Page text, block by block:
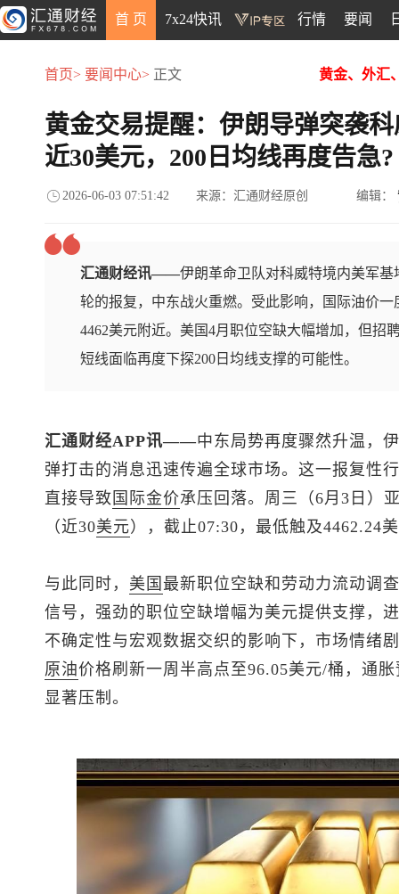
首 页 7x24快讯 行情 要闻
首页> 要闻中心> 正文 黄金、外汇
黄金交易提醒：伊朗导弹突袭
近30美元，200日均线再度告急?
2026-06-03 07:51:42 来源：汇通财经原创 编辑：
汇通财经讯——伊朗革命卫队对科威特境内美军
轮的报复，中东战火重燃。受此影响，国际油价
4462美元附近。美国4月职位空缺大幅增加，但招
短线面临再度下探200日均线支撑的可能性。
汇通财经APP讯——中东局势再度骤然升温，
弹打击的消息迅速传遍全球市场。这一报复性
直接导致 国际金价承压回落。周三（6月3日）
（近30美元），截止07:30，最低触及4462.24
与此同时， 美国 最新职位空缺和劳动力流动调
信号，强劲的职位空缺增幅为美元提供支撑，
不确定性与宏观数据交织的影响下，市场情绪
原油价格刷新一周半高点至96.05美元/桶，通
显著压制。